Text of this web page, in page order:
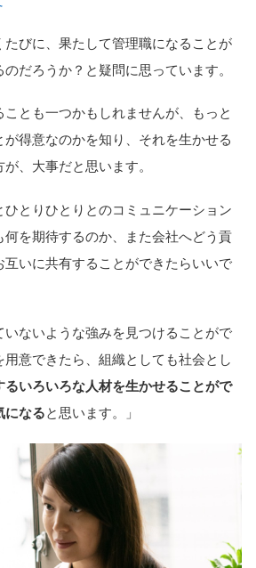
たびに、果たして管理職になることが
だろうか？と疑問に思っています。
ことも一つかもしれませんが、もっと
得意なのかを知り、それを生かせる
、大事だと思います。
ひとりひとりとのコミュニケーション
何を期待するのか、また会社へどう貢
いに共有することができたらいいで
いないような強みを見つけることがで
用意できたら、組織としても社会とし
るいろいろな人材を生かせることがで
になると思います。」